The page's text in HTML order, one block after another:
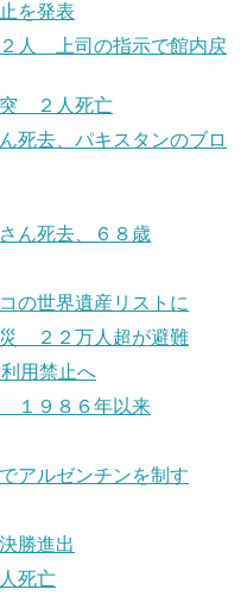
を発表
人 上司の指示で館内戻
突 ２人死亡
死去、パキスタンのブロ
ん死去、６８歳
の世界遺産リストに
２２万人超が避難
用禁止へ
１９８６年以来
アルゼンチンを制す
勝進出
死亡